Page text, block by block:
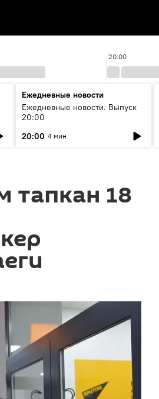
20:00
Ежедневные новости
Ежедневные новости. Выпуск
20:00
20:00 4 мин
тапкан 18